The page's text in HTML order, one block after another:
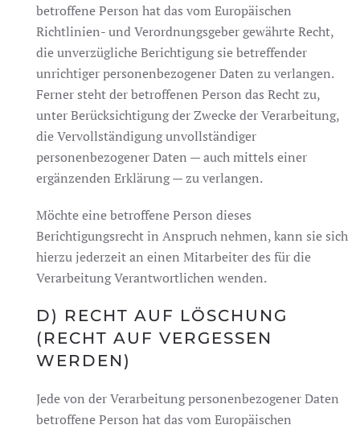
betroffene Person hat das vom Europäischen
Richtlinien- und Verordnungsgeber gewährte Recht,
die unverzügliche Berichtigung sie betreffender
unrichtiger personenbezogener Daten zu verlangen.
Ferner steht der betroffenen Person das Recht zu,
unter Berücksichtigung der Zwecke der Verarbeitung,
die Vervollständigung unvollständiger
personenbezogener Daten — auch mittels einer
ergänzenden Erklärung — zu verlangen.
Möchte eine betroffene Person dieses
Berichtigungsrecht in Anspruch nehmen, kann sie sich
hierzu jederzeit an einen Mitarbeiter des für die
Verarbeitung Verantwortlichen wenden.
D) RECHT AUF LÖSCHUNG
(RECHT AUF VERGESSEN
WERDEN)
Jede von der Verarbeitung personenbezogener Daten
betroffene Person hat das vom Europäischen